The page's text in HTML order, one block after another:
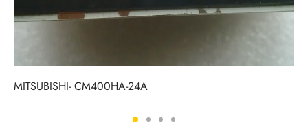
MITSUBISHI- CM400HA-24A